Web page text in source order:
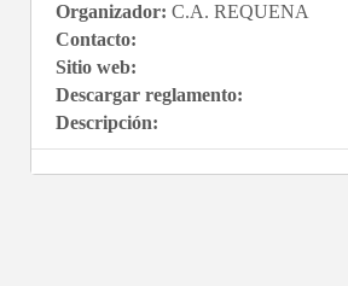
Organizador: C.A. REQUENA
Contacto:
Sitio web:
Descargar reglamento:
Descripción: